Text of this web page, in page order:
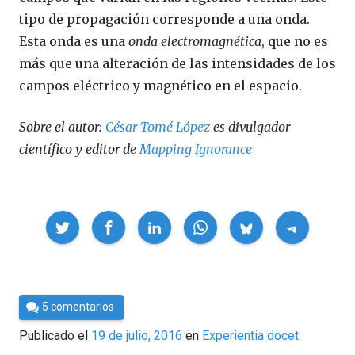
tipo de propagación corresponde a una onda.
Esta onda es una onda electromagnética, que no es
más que una alteración de las intensidades de los
campos eléctrico y magnético en el espacio.
Sobre el autor: César Tomé López es divulgador
científico y editor deMapping Ignorance
Compartir
Por
César
Tomé
5 comentarios
Publicado el 19 de julio, 2016 en Experientia docet